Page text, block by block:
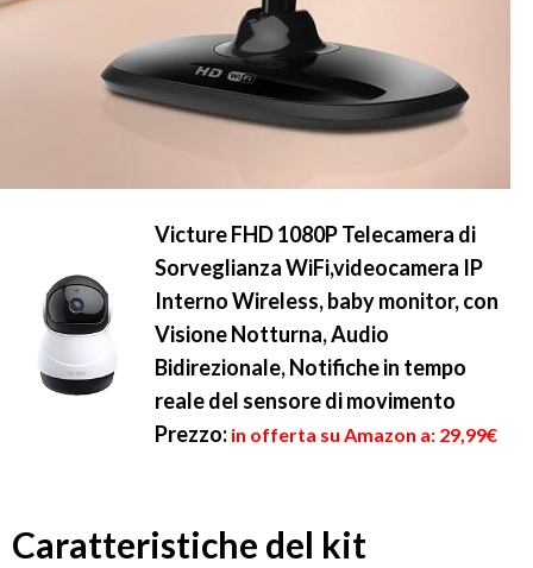
Victure FHD 1080P Telecamera di
Sorveglianza WiFi,videocamera IP
Interno Wireless, baby monitor, con
Visione Notturna, Audio
Bidirezionale, Notifiche in tempo
reale del sensore di movimento
Prezzo: in offerta su Amazon a: 29,99€
Caratteristiche del kit